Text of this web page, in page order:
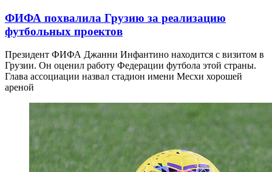
ФИФА похвалила Грузию за реализацию
футбольных проектов
Президент ФИФА Джанни Инфантино находится с визитом в
Грузии. Он оценил работу Федерации футбола этой страны.
Глава ассоциации назвал стадион имени Месхи хорошей
ареной